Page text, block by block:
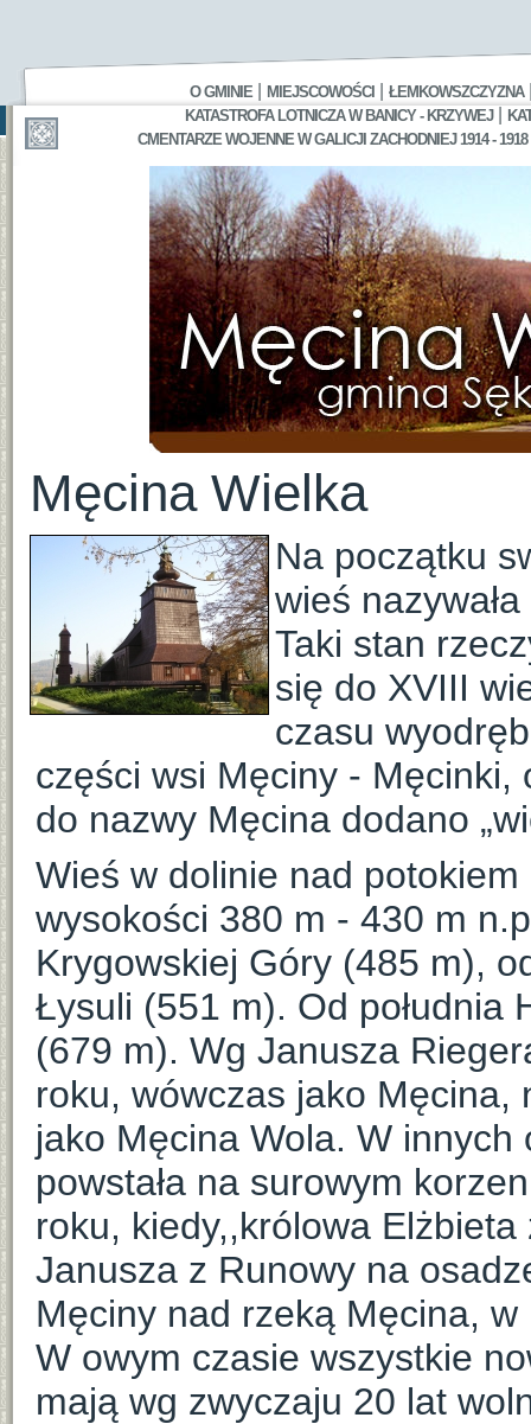
O GMINIE MIEJSCOWOŚCI ŁEMKOWSZCZYZNA
KATASTROFA LOTNICZA W BANICY - KRZYWEJ|
CMENTARZE WOJENNE W GALICJI ZACHODNIEJ 1914 - 1918
Męcina Wielka
Na początku
wieś
Taki stan
się do XVIII
czasu
części wsi Męciny - Męcinki,
do nazwy Męcina dodano
Wieś w dolinie nad potokiem
wysokości 380 m - 430 m
Krygowskiej Góry (485 m),
Łysuli (551 m). Od południa
(679 m). Wg Janusza
roku, wówczas jako
jako Męcina Wola. W
powstała na surowym
roku, kiedy,,królowa
Janusza z Runowy na
Męciny nad rzeką Męcina,
W owym czasie wszystkie
mają wg zwyczaju 20 lat